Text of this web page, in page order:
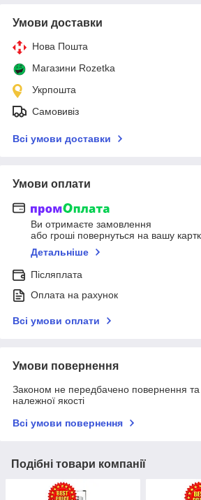
Умови доставки
Нова Пошта
Магазини Rozetka
Укрпошта
Самовивіз
Всі умови доставки
Умови оплати
Ви отримаєте замовлення
або гроші повернуться на вашу
Детальніше
Післяплата
Оплата на рахунок
Всі умови оплати
Умови повернення
Законом не передбачено повернення та
належної якості
Всі умови повернення
Подібні товари компанії